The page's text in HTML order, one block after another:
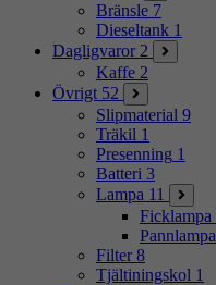
Bränsle 7
Dieseltank 1
Dagligvaror 2
Kaffe 2
Övrigt 52
Slipmaterial 9
Träkil 1
Presenning 1
Batteri 3
Lampa 11
Ficklampa
Pannlampa
Filter 8
Tjältiningskol 1